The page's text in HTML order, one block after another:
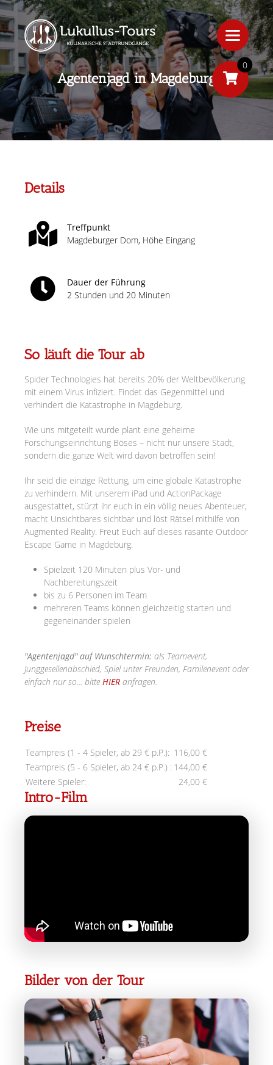
Agentenjagd in Magdeburg
Details
Treffpunkt
Magdeburger Dom, Höhe Eingang
Dauer der Führung
2 Stunden und 20 Minuten
So läuft die Tour ab
Spider Technologies hat bereits 20% der Weltbevölkerung
mit einem Virus infiziert. Findet das Gegenmittel und
verhindert die Katastrophe in Magdeburg.
Wie uns mitgeteilt wurde plant eine geheime
Forschungseinrichtung Böses – nicht nur unsere Stadt,
sondern die ganze Welt wird davon betroffen sein!
Ihr seid die einzige Rettung, um eine globale Katastrophe
zu verhindern. Mit unserem iPad und ActionPackage
ausgestattet, stürzt ihr euch in ein völlig neues Abenteuer,
macht Unsichtbares sichtbar und löst Rätsel mithilfe von
Augmented Reality. Freut Euch auf dieses rasante Outdoor
Escape Game in Magdeburg.
Spielzeit 120 Minuten plus Vor- und
Nachbereitungszeit
bis zu 6 Personen im Team
mehreren Teams können gleichzeitig starten und
gegeneinander spielen
"Agentenjagd" auf Wunschtermin: als Teamevent,
Junggesellenabschied, Spiel unter Freunden, Familenevent oder
einfach nur so... bitte HIER anfragen.
Preise
Teampreis (1 - 4 Spieler, ab 29 € p.P.): 116,00 €
Teampreis (5 - 6 Spieler, ab 24 € p.P.) : 144,00 €
Weitere Spieler:
24,00 €
Intro-Film
Bilder von der Tour
0